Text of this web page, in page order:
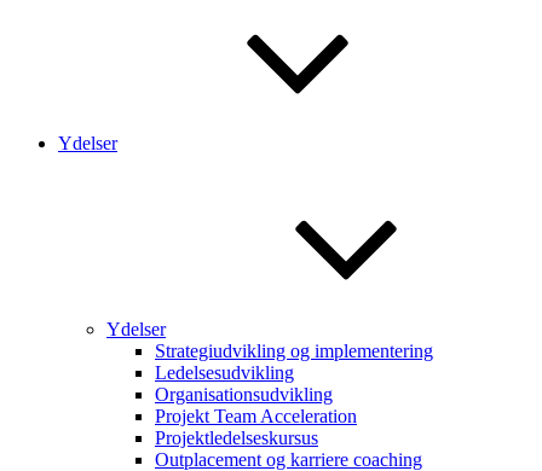
Ydelser
Ydelser
Strategiudvikling og implementering
Ledelsesudvikling
Organisationsudvikling
Projekt Team Acceleration
Projektledelseskursus
Outplacement og karriere coaching